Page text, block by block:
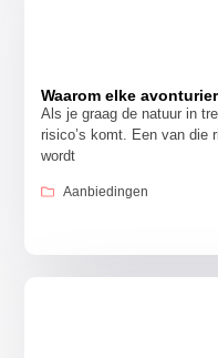
Waarom elke
Als je graag de natuur in
risico’s komt. Een van die
wordt
Aanbiedingen